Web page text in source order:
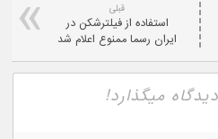
قبلی
استفاده از فیلترشکن در
ایران رسما ممنوع اعلام شد